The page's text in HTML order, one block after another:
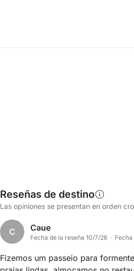
Reseñas de destino
Las opiniones se presentan en orden
C Caue
Fecha de la reseña 10/7/26 ·
Fizemos um passeio para